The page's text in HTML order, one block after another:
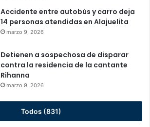
Accidente entre autobús y carro deja
14 personas atendidas en Alajuelita
marzo 9, 2026
Detienen a sospechosa de disparar
contra la residencia de la cantante
Rihanna
marzo 9, 2026
Todos (831)